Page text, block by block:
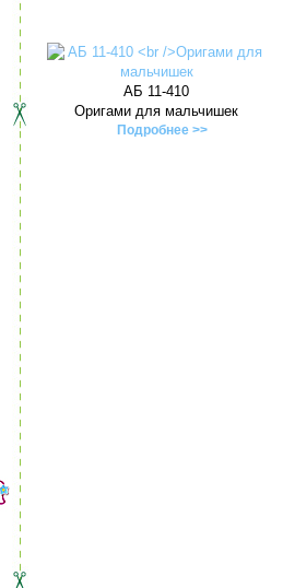
АБ 11-410
Оригами для мальчишек
Подробнее >>